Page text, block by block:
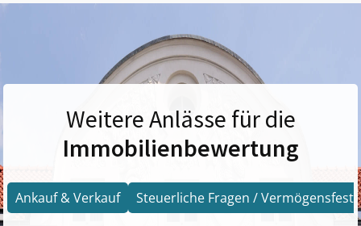
Weitere Anlässe für die
Immobilienbewertung
Ankauf & Verkauf Steuerliche Fragen /